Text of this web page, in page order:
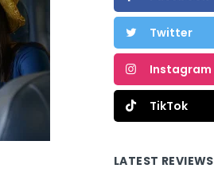
Twitter
Instagram
TikTok
LATEST REVIEWS